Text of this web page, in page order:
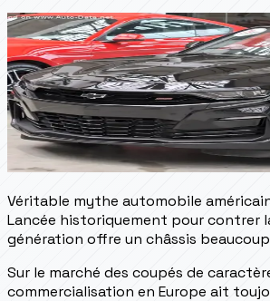
Véritable mythe automobile
Lancée historiquement pour contrer
génération offre un châssis
Sur le marché des coupés de
commercialisation en Europe ait